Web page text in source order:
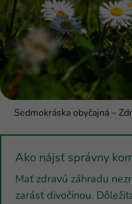
Sedmokráska obyčajná –
Ako nájsť správny
Mať zdravú záhradu
zarásť divočinou.